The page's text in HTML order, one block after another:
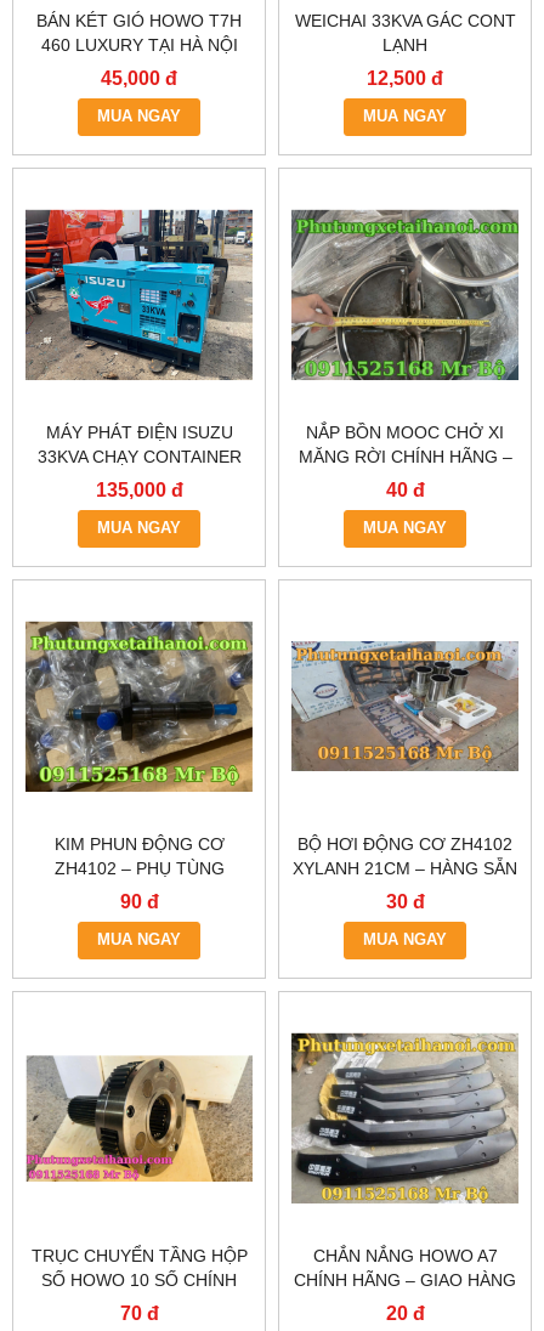
BÁN KÉT GIÓ HOWO T7H
460 LUXURY TẠI HÀ NỘI
45,000 đ
MUA NGAY
WEICHAI 33KVA GÁC CONT
LẠNH
12,500 đ
MUA NGAY
MÁY PHÁT ĐIỆN ISUZU
33KVA CHẠY CONTAINER
LẠNH
135,000 đ
MUA NGAY
NẮP BỒN MOOC CHỞ XI
MĂNG RỜI CHÍNH HÃNG –
GIAO NHANH HÀ NỘI &
40 đ
MUA NGAY
KIM PHUN ĐỘNG CƠ
ZH4102 – PHỤ TÙNG
CHÍNH HÃNG, HÀNG SẴN
90 đ
MUA NGAY
BỘ HƠI ĐỘNG CƠ ZH4102
XYLANH 21CM – HÀNG SẴN
KHO HÀ NỘI & TP.HCM
30 đ
MUA NGAY
TRỤC CHUYỂN TẦNG HỘP
SỐ HOWO 10 SỐ CHÍNH
HÃNG – GIAO NHANH HÀ
70 đ
CHẮN NẮNG HOWO A7
CHÍNH HÃNG – GIAO HÀNG
TẬN NƠI TẠI HÀ NỘI &
20 đ